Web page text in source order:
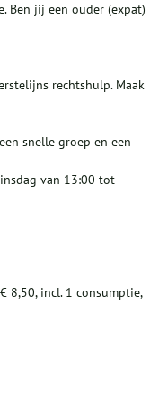
Ben jij een ouder (expat)
rechtshulp. Maak
snelle groep en een
van 13:00 tot
8,50, incl. 1 consumptie,